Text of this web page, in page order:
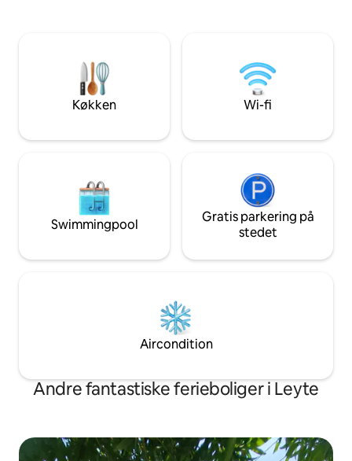
er din egen luksusferiebolig. Sengetøj,
håndklæder, wi-fi, karaoke og gratis
parkering er alle inkluderet.
design til
uforglemmelige
Køkken Wi-fi
Swimmingpool
Gratis parkering på
stedet
Aircondition
Andre fantastiske ferieboliger i Leyte